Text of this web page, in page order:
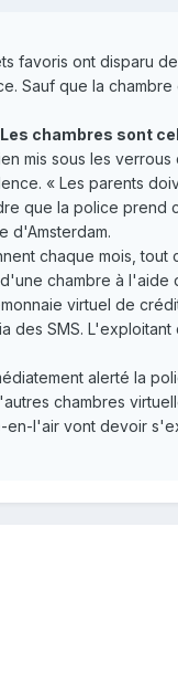
favoris ont disparu
Sauf que la
chambres sont
mis sous les
« Les parents
que la police
d'Amsterdam.
chaque mois, tout
chambre à
virtuel de
SMS.
alerté la
chambres
en-l'air vont devoir